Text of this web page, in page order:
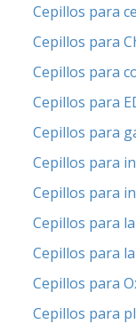
Cepillos para
Cepillos para
Cepillos para
Cepillos para
Cepillos para
Cepillos para
Cepillos para
Cepillos para
Cepillos para
Cepillos para
Cepillos para